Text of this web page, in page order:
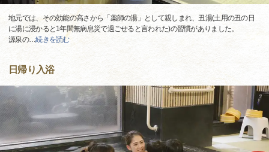
地元では、その効能の高さから「薬師の湯」として親しまれ、丑湯(土用の丑の日
に湯に浸かると1年間無病息災で過ごせると言われた)の習慣がありました。
源泉の…続きを読む
日帰り入浴